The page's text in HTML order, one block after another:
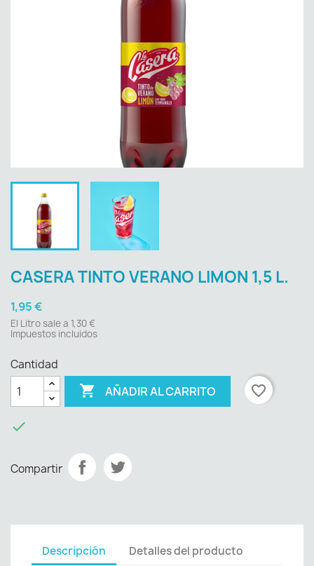
CASERA TINTO VERANO LIMON 1,5 L.
1,95 €
El Litro sale a 1,30 €
Impuestos incluidos
Cantidad
 AÑADIR AL CARRITO favorite_border

Compartir
Descripción Detalles del producto